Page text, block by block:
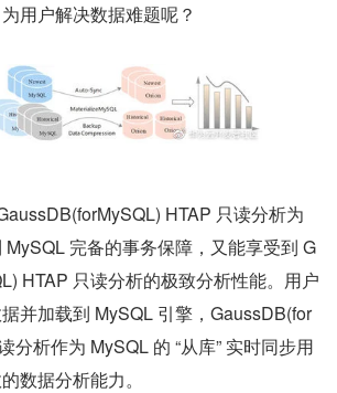
用户解决数据难题呢？
HTAP 只读分析为
完备的事务保障，又能享受到 G
HTAP 只读分析的极致分析性能。用户
并加载到 MySQL 引擎，GaussDB(for
分析作为 MySQL 的 “从库” 实时同步用
数据分析能力。